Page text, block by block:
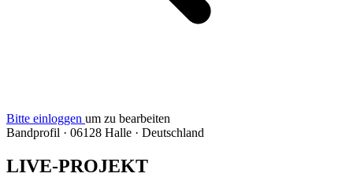
Bitte einloggen um zu bearbeiten
Bandprofil · 06128 Halle · Deutschland
LIVE-PROJEKT